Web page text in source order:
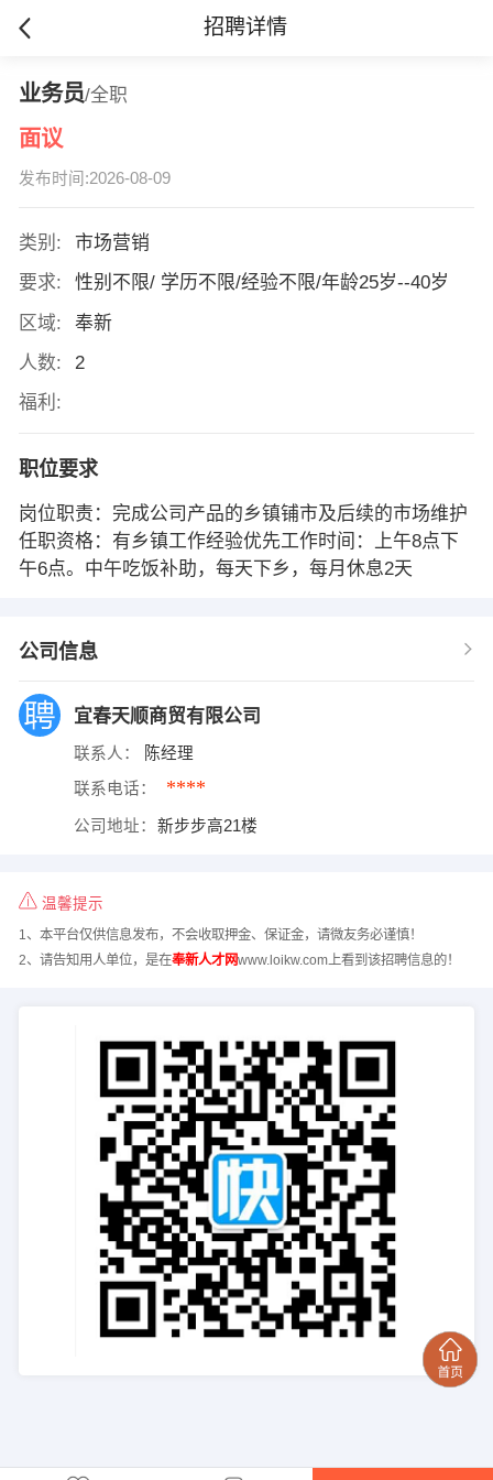
招聘详情
业务员/全职
面议
发布时间:2026-08-09
类别:
市场营销
要求:
性别不限/ 学历不限/经验不限/年龄25岁--40岁
区域:
奉新
人数:
2
福利:
职位要求
岗位职责：完成公司产品的乡镇铺市及后续的市场维护
任职资格：有乡镇工作经验优先工作时间：上午8点下
午6点。中午吃饭补助，每天下乡，每月休息2天
公司信息
宜春天顺商贸有限公司
联系人： 陈经理
联系电话： ****
公司地址： 新步步高21楼
温馨提示
1、本平台仅供信息发布，不会收取押金、保证金，请微友务必谨慎！
2、请告知用人单位，是在奉新人才网www.loikw.com上看到该招聘信息的！